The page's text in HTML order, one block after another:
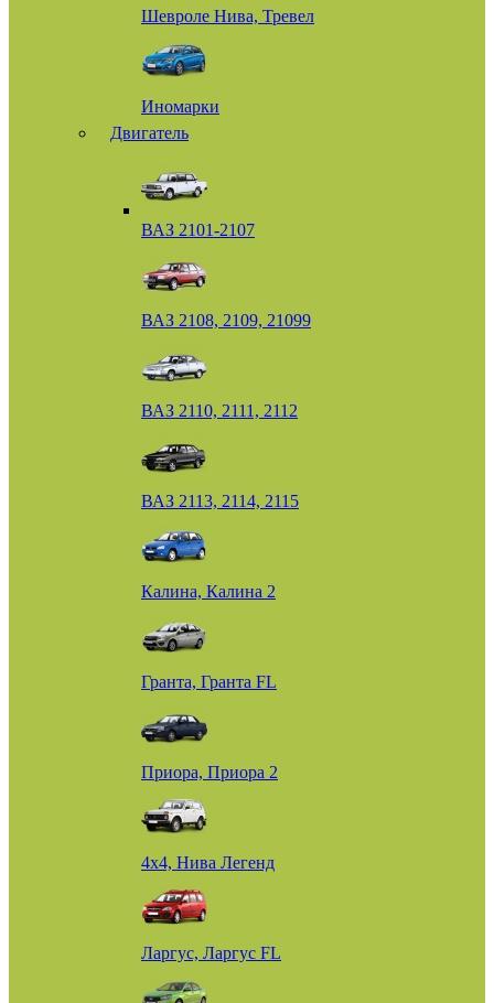
Шевроле Нива, Тревел
Иномарки
Двигатель
ВАЗ 2101-2107
ВАЗ 2108, 2109, 21099
ВАЗ 2110, 2111, 2112
ВАЗ 2113, 2114, 2115
Калина, Калина 2
Гранта, Гранта FL
Приора, Приора 2
4х4, Нива Легенд
Ларгус, Ларгус FL